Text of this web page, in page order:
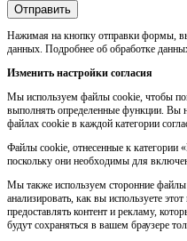
Отправить
Нажимая на кнопку отправки формы,
данных. Подробнее об обработке
Изменить настройки согласия
Мы используем файлы cookie, чтобы
выполнять определенные функции. Вы
файлах cookie в каждой категории
Файлы cookie, отнесенные к категории
поскольку они необходимы для
Мы также используем сторонние
анализировать, как вы используете
предоставлять контент и рекламу,
будут сохраняться в вашем браузере